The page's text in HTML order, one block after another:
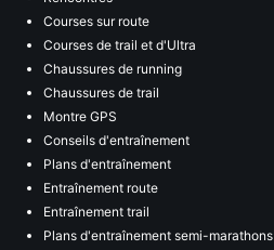
Courses sur route
Courses de trail et d'Ultra
Chaussures de running
Chaussures de trail
Montre GPS
Conseils d'entraînement
Plans d'entraînement
Entraînement route
Entraînement trail
Plans d'entraînement semi-marathons